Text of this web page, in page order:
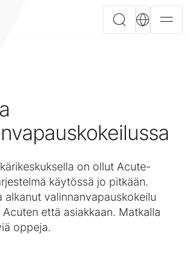
on ollut Acute-
käytössä jo pitkään.
alkanut valinnanvapauskokeilu
että asiakkaan. Matkalla
oppeja.